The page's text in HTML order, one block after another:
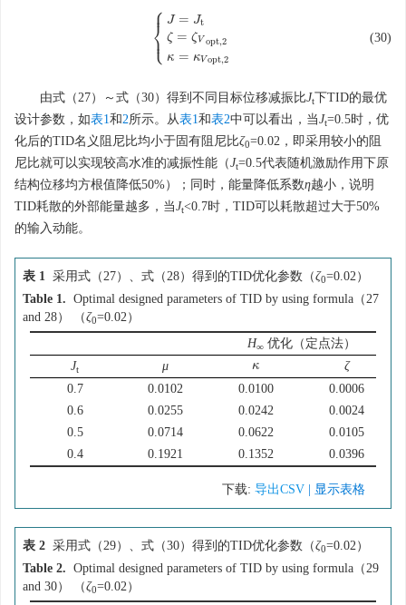
⎧
⎩
⎨⎪
⎪
J = Jt
ζ = ζV opt,2
κ = κVopt,2
{J =J tζ= ζVopt ,2 (30)
由式（27）～式（30）得到不同目标位移减振比Jt下TID的最优
设计参数，如表1 和 2所示。从表1 和表2中可以看出，当Jt=0.5时，优
化后的TID名义阻尼比均小于固有阻尼比ζ0=0.02，即采用较小的阻
尼比就可以实现较高水准的减振性能（Jt=0.5代表随机激励作用下原
结构位移均方根值降低50%）；同时，能量降低系数η越小，说明
TID耗散的外部能量越多，当Jt<0.7时，TID可以耗散超过大于50%
的输入动能。
表 1 采用式（27）、式（28）得到的TID优化参数（ζ0=0.02）
Table 1. Optimal designed parameters of TID by using formula（27
and 28） （ζ0=0.02）
H∞ 优化（定点法）
Jt μ κ
κ
ζ
0.7
0.0102 0.0100
0.0006
0.6
0.0255 0.0242
0.0024
0.5
0.0714 0.0622
0.0105
0.4
0.1921 0.1352 0.0396
下载: 导出CSV | 显示表格
表 2 采用式（29）、式（30）得到的TID优化参数（ζ0=0.02）
Table 2. Optimal designed parameters of TID by using formula（29
and 30） （ζ0=0.02）